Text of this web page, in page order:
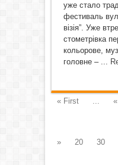
уже стало
фестиваль
візія”. Уже
стометрівка
кольорове,
головне – ...
« First ... «
»
20 30